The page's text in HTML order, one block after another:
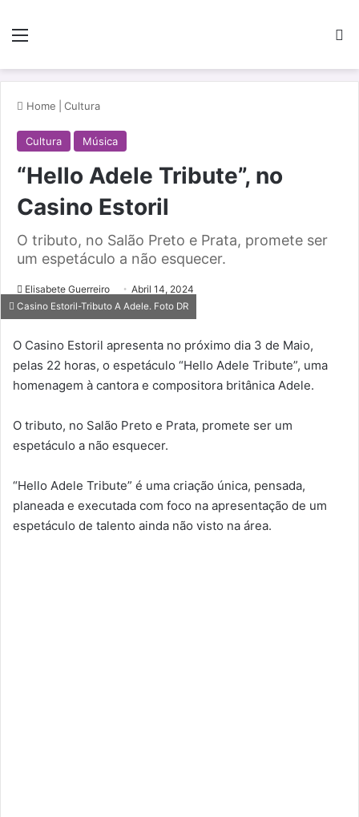
Menu
Home Cultura
Cultura Música
“Hello Adele Tribute”, no
Casino Estoril
O tributo, no Salão Preto e Prata, promete ser
um espetáculo a não esquecer.
Elisabete Guerreiro Abril 14, 2024
Casino Estoril-Tributo A Adele. Foto DR
O Casino Estoril apresenta no próximo dia 3 de Maio,
pelas 22 horas, o espetáculo “Hello Adele Tribute”, uma
homenagem à cantora e compositora britânica Adele.
O tributo, no Salão Preto e Prata, promete ser um
espetáculo a não esquecer.
“Hello Adele Tribute” é uma criação única, pensada,
planeada e executada com foco na apresentação de um
espetáculo de talento ainda não visto na área.